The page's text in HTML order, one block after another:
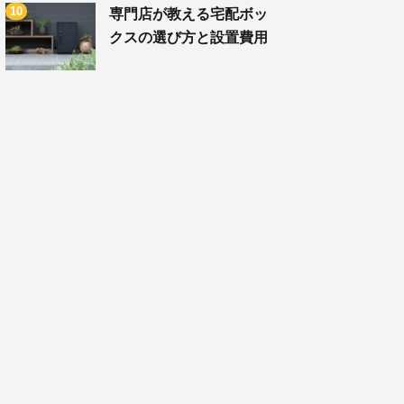
専門店が教える宅配ボッ
クスの選び方と設置費用